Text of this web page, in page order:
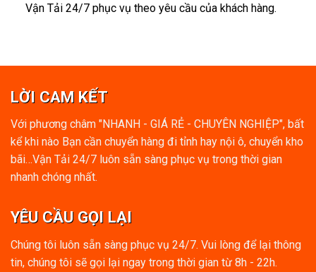
Vận Tải 24/7 phục vụ theo yêu cầu của khách hàng.
LỜI CAM KẾT
Với phương châm "NHANH - GIÁ RẺ - CHUYÊN NGHIỆP", bất
kể khi nào Bạn cần chuyển hàng đi tỉnh hay nội ô, chuyển kho
bãi…Vận Tải 24/7 luôn sẵn sàng phục vụ trong thời gian
nhanh chóng nhất.
YÊU CẦU GỌI LẠI
Chúng tôi luôn sẵn sàng phục vụ 24/7. Vui lòng để lại thông
tin, chúng tôi sẽ gọi lại ngay trong thời gian từ 8h - 22h.